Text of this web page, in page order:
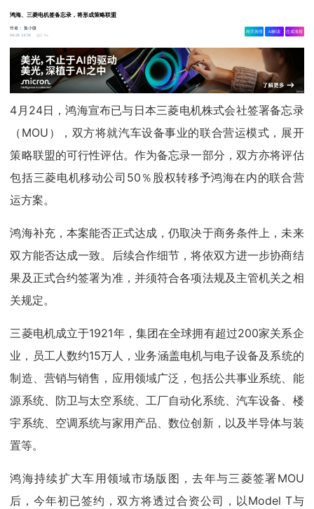
鸿海、三菱电机签备忘录，将形成策略联盟
作者：集小微
04-26 14:56
2.3w
相关舆情 AI解读 生成海报
4月24日，鸿海宣布已与日本三菱电机株式会社签署备忘录
（MOU），双方将就汽车设备事业的联合营运模式，展开
策略联盟的可行性评估。作为备忘录一部分，双方亦将评估
包括三菱电机移动公司50％股权转移予鸿海在内的联合营
运方案。
鸿海补充，本案能否正式达成，仍取决于商务条件上，未来
双方能否达成一致。后续合作细节，将依双方进一步协商结
果及正式合约签署为准，并须符合各项法规及主管机关之相
关规定。
三菱电机成立于1921年，集团在全球拥有超过200家关系企
业，员工人数约15万人，业务涵盖电机与电子设备及系统的
制造、营销与销售，应用领域广泛，包括公共事业系统、能
源系统、防卫与太空系统、工厂自动化系统、汽车设备、楼
宇系统、空调系统与家用产品、数位创新，以及半导体与装
置等。
鸿海持续扩大车用领域市场版图，去年与三菱签署MOU
后，今年初已签约，双方将透过合资公司，以Model T与